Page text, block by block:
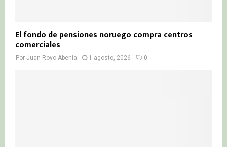
El fondo de pensiones noruego compra centros
comerciales
Por Juan Royo Abenia 1 agosto, 2026 0